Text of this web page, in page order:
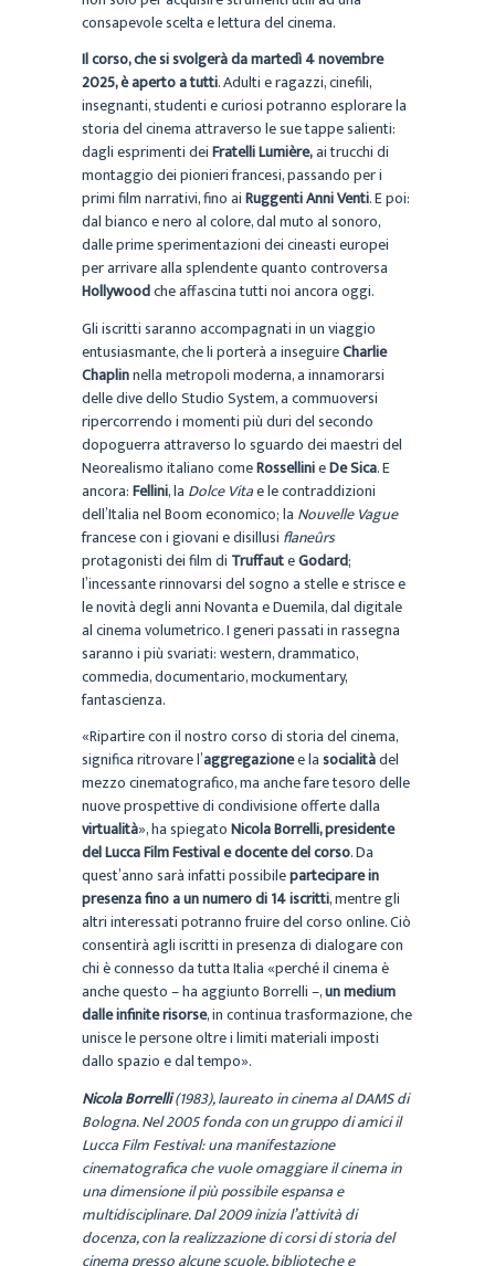
consapevole scelta e lettura del cinema.
Il corso, che si svolgerà da martedì 4 novembre
2025, è aperto a tutti. Adulti e ragazzi, cinefili,
insegnanti, studenti e curiosi potranno esplorare la
storia del cinema attraverso le sue tappe salienti:
dagli esprimenti deiFratelli Lumière,ai trucchi di
montaggio dei pionieri francesi, passando per i
primi film narrativi, fino aiRuggenti Anni Venti. E poi:
dal bianco e nero al colore, dal muto al sonoro,
dalle prime sperimentazioni dei cineasti europei
per arrivare alla splendente quanto controversa
Hollywoodche affascina tutti noi ancora oggi.
Gli iscritti saranno accompagnati in un viaggio
entusiasmante, che li porterà a inseguireCharlie
Chaplinnella metropoli moderna, a innamorarsi
delle dive dello Studio System, a commuoversi
ripercorrendo i momenti più duri del secondo
dopoguerra attraverso lo sguardo dei maestri del
Neorealismo italiano comeRossellinieDe Sica. E
ancora:Fellini, la Dolce Vitae le contraddizioni
dell’Italia nel Boom economico; la Nouvelle Vague
francese con i giovani e disillusi flaneûrs
protagonisti dei film di TruffauteGodard;
l’incessante rinnovarsi del sogno a stelle e strisce e
le novità degli anni Novanta e Duemila, dal digitale
al cinema volumetrico. I generi passati in rassegna
saranno i più svariati: western, drammatico,
commedia, documentario, mockumentary,
fantascienza.
«Ripartire con il nostro corso di storia del cinema,
significa ritrovare l’aggregazionee lasocialitàdel
mezzo cinematografico, ma anche fare tesoro delle
nuove prospettive di condivisione offerte dalla
virtualità», ha spiegatoNicola Borrelli, presidente
del Lucca Film Festival e docente del corso. Da
quest’anno sarà infatti possibilepartecipare in
presenza fino a un numero di 14 iscritti, mentre gli
altri interessati potranno fruire del corso online. Ciò
consentirà agli iscritti in presenza di dialogare con
chi è connesso da tutta Italia «perché il cinema è
anche questo – ha aggiunto Borrelli –,un medium
dalle infinite risorse, in continua trasformazione, che
unisce le persone oltre i limiti materiali imposti
dallo spazio e dal tempo».
Nicola Borrelli(1983), laureato in cinema al DAMS di
Bologna. Nel 2005 fonda con un gruppo di amici il
Lucca Film Festival: una manifestazione
cinematografica che vuole omaggiare il cinema in
una dimensione il più possibile espansa e
multidisciplinare. Dal 2009 inizia l’attività di
docenza, con la realizzazione di corsi di storia del
cinema presso alcune scuole, biblioteche e